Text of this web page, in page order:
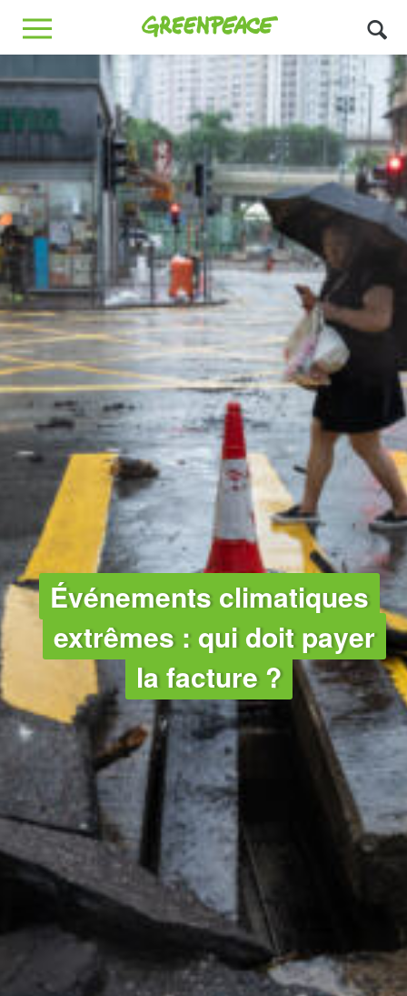
Greenpeace
MENU
Événements climatiques
extrêmes : qui doit payer
la facture ?